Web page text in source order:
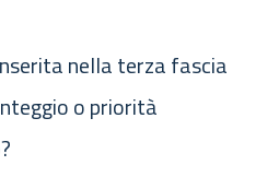
nella terza fascia
o priorità